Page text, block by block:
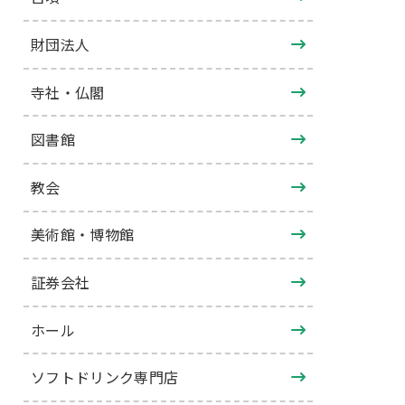
財団法人
寺社・仏閣
図書館
教会
美術館・博物館
証券会社
ホール
ソフトドリンク専門店